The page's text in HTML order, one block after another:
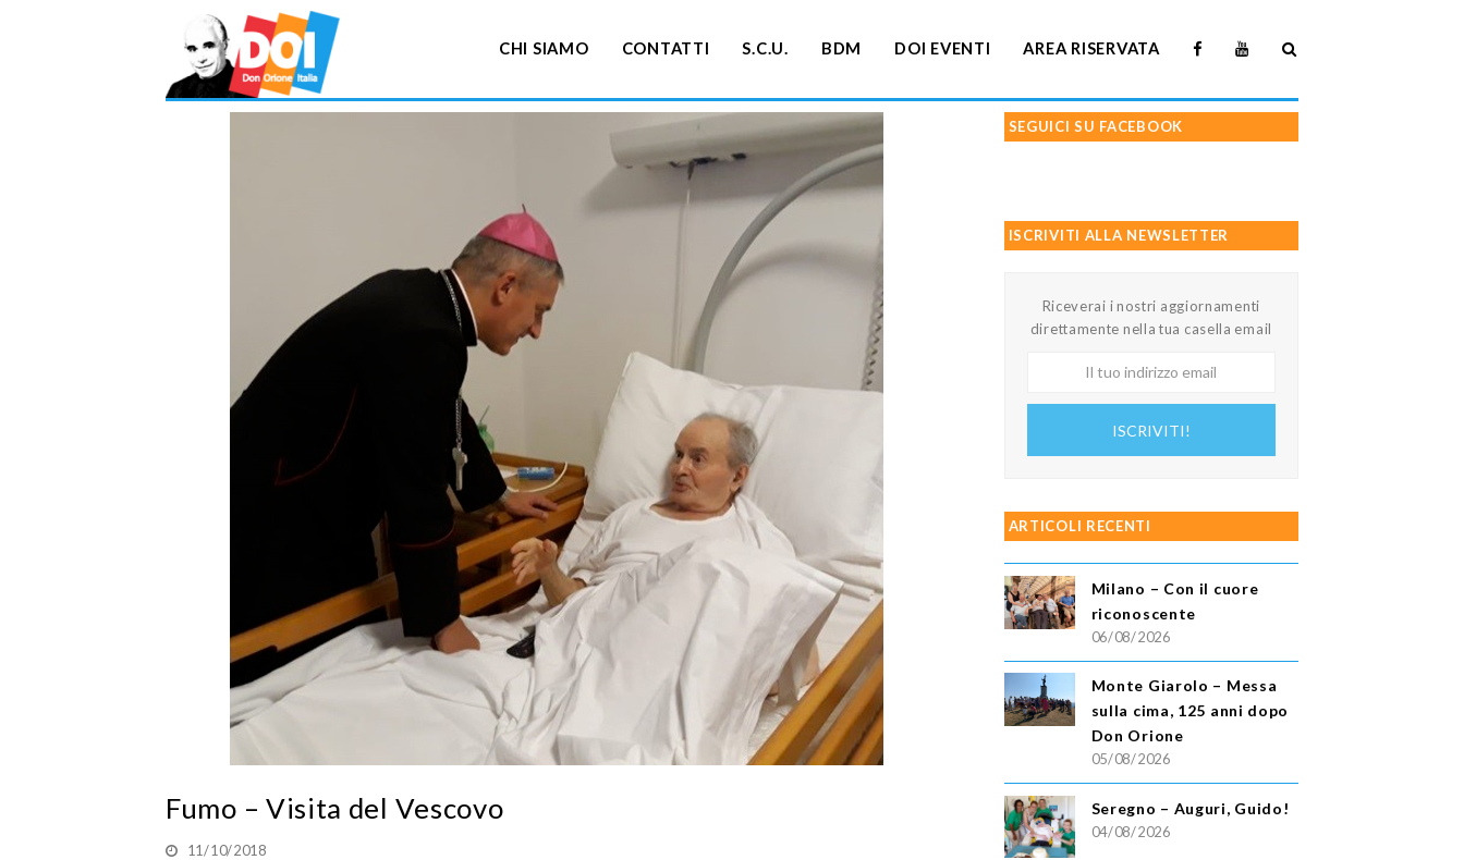
CHI SIAMO CONTATTI S.C.U. BDM DOI EVENTI AREA RISERVATA
Fumo – Visita del Vescovo
11/10/2018
SEGUICI SU FACEBOOK
ISCRIVITI ALLA NEWSLETTER
Riceverai i nostri aggiornamenti
direttamente nella tua casella email
ISCRIVITI!
ARTICOLI RECENTI
Milano – Con il cuore
riconoscente
06/08/2026
Monte Giarolo – Messa
sulla cima, 125 anni dopo
Don Orione
05/08/2026
Seregno – Auguri, Guido!
04/08/2026